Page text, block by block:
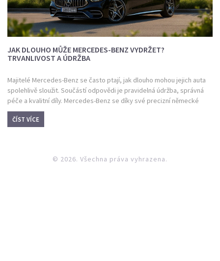
JAK DLOUHO MŮŽE MERCEDES-BENZ VYDRŽET?
TRVANLIVOST A ÚDRŽBA
Majitelé Mercedes-Benz se často ptají, jak dlouho mohou jejich auta
spolehlivě sloužit. Součástí odpovědi je pravidelná údržba, správná
péče a kvalitní díly. Mercedes-Benz se díky své precizní německé
výrobě může pyšnit dlouhou životností automobilů. Pokud se správně
staráme o olejové změny, kontrolujeme brzdy a tlumiče, můžeme se
ČÍST VÍCE
© 2026. Všechna práva vyhrazena.